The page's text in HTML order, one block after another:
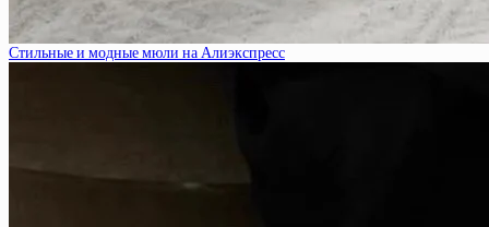
Стильные и модные мюли на Алиэкспресс